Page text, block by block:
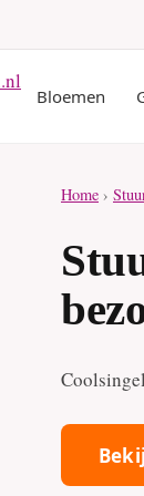
Bloemen
Home ›